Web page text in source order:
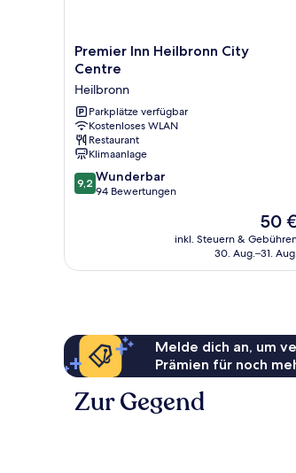
Premier
Inn
City
Centre
Heilbronn
Premier Inn Heilbronn City
Centre
Heilbronn
Parkplätze verfügbar
Kostenloses WLAN
Restaurant
Klimaanlage
9.2
von
9,2 Wunderbar
94 Bewertungen
Der
Preis
beträgt
50 €
inkl. Steuern &
30. Aug.–31.
Melde dich an, um
Prämien für noch
Zur Gegend